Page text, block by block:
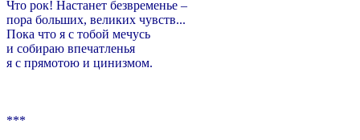
Что рок! Настанет безвременье –
пора больших, великих чувств...
Пока что я с тобой мечусь
и собираю впечатленья
я с прямотою и цинизмом.
***